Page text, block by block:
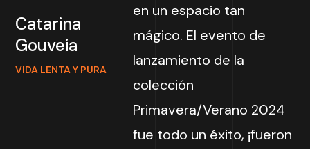
en un espacio tan
mágico. El evento de
lanzamiento de la
colección
Primavera/Verano 2024
fue todo un éxito, ¡fueron
Catarina
Gouveia
VIDA LENTA Y PURA